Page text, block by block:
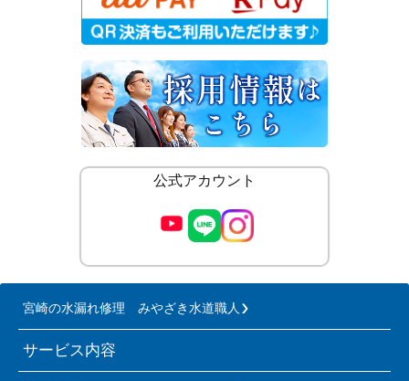
公式アカウント
宮崎の水漏れ修理 みやざき水道職人
サービス内容